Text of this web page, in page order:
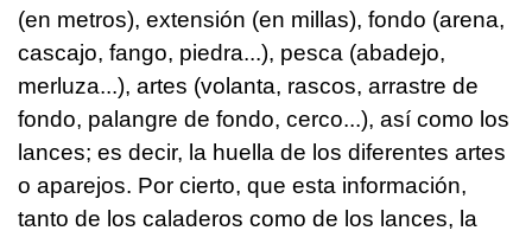
(en metros), extensión (en millas), fondo (arena,
cascajo, fango, piedra...), pesca (abadejo,
merluza...), artes (volanta, rascos, arrastre de
fondo, palangre de fondo, cerco...), así como los
lances; es decir, la huella de los diferentes artes
o aparejos. Por cierto, que esta información,
tanto de los caladeros como de los lances, la